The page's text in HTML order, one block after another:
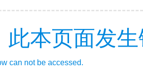
此本页面发
can not be accessed.